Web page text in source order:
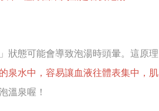
狀態可能會導致泡湯時頭暈。這原理
泉水中，容易讓血液往體表集中，肌
溫泉喔！